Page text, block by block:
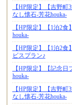
【HP限定】【吉野
なし懐石-芳花houka-
【HP限定】【1泊2
houka-
【HP限定】【1泊2
ビスプラン♪
【HP限定】【記念
houka-
【HP限定】【吉野
なし懐石-芳花houka-